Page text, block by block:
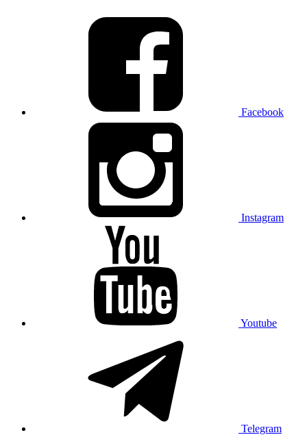
Facebook
Instagram
Youtube
Telegram